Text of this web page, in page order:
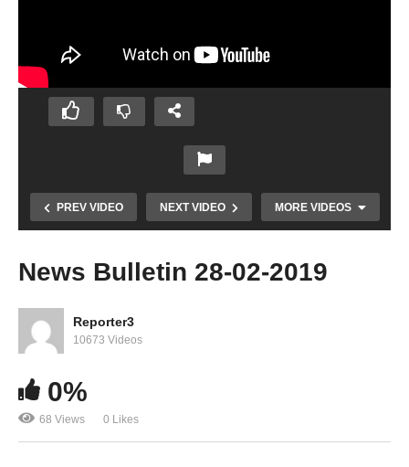
PREV VIDEO NEXT VIDEO MORE VIDEOS
News Bulletin 28-02-2019
Reporter3
10673 Videos
0%
68 Views 0 Likes